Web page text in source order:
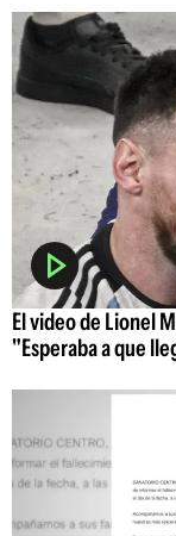
El video de Lionel
"Esperaba a que